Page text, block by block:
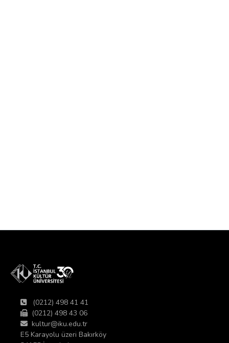
(0212) 498 41 41
(0212) 498 43 06
kultur@iku.edu.tr
E5 Karayolu üzeri Bakırköy